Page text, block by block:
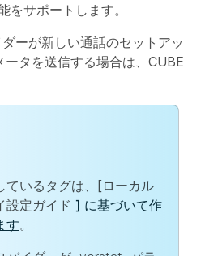
をサポートします。
ーが新しい通話のセットアッ
ータを送信する場合は、CUBE
ているタグは、[ローカル
設定ガイド ] に基づいて作
す。